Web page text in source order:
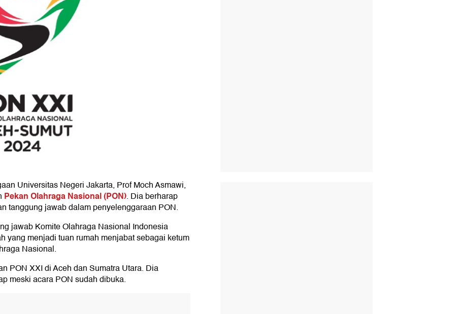
Universitas Negeri Jakarta, Prof Moch Asmawi,
Pekan Olahraga Nasional (PON). Dia berharap
tanggung jawab dalam penyelenggaraan PON.
jawab Komite Olahraga Nasional Indonesia
yang menjadi tuan rumah menjabat sebagai ketum
Nasional.
PON XXI di Aceh dan Sumatra Utara. Dia
meski acara PON sudah dibuka.